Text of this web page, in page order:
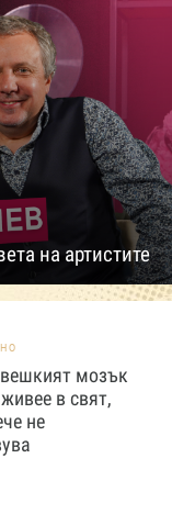
на артистите
мозък
в свят,
не